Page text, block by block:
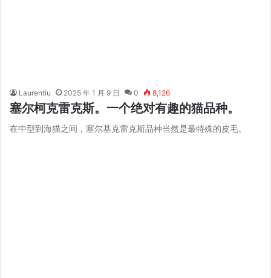
Laurentiu 2025 年 1 月 9 日 0 8,126
塞尔柯克雷克斯。一个绝对有趣的猫品种。
在中型到海猫之间，塞尔基克雷克斯品种当然是最特殊的皮毛。